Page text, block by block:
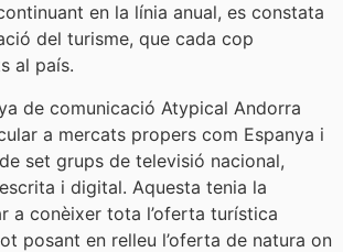
en la línia anual, es constata
del turisme, que cada cop
al país.
de comunicació Atypical Andorra
a mercats propers com Espanya i
set grups de televisió nacional,
i digital. Aquesta tenia la
a conèixer tota l’oferta turística
posant en relleu l’oferta de natura on